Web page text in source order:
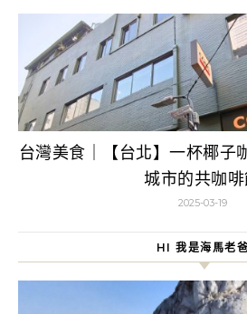
台灣美食｜【台北】一杯椰子
城市的共咖啡
2025-03-19
HI 我是海馬老爸